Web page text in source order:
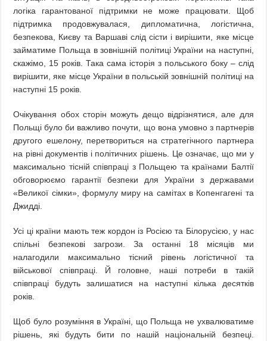
логіка гарантованої підтримки не може працювати. Щоб
підтримка продовжувалася, дипломатична, логістична,
безпекова, Києву та Варшаві слід сісти і вирішити, яке місце
займатиме Польща в зовнішній політиці України на наступні,
скажімо, 15 років. Така сама історія з польського боку – слід
вирішити, яке місце України в польській зовнішній політиці на
наступні 15 років.
Очікування обох сторін можуть дещо відрізнятися, але для
Польщі було би важливо почути, що вона умовно з партнерів
другого ешелону, перетвориться на стратегічного партнера
на рівні документів і політичних рішень. Це означає, що ми у
максимально тісній співпраці з Польщею та країнами Балтії
обговорюємо гарантії безпеки для України з державами
«Великої сімки», формулу миру на самітах в Копенгагені та
Джидді.
Усі ці країни мають теж кордон із Росією та Білорусією, у нас
спільні безпекові загрози. За останні 18 місяців ми
налагодили максимально тісний рівень логістичної та
військової співпраці. Й головне, наші потреби в такій
співпраці будуть залишатися на наступні кілька десятків
років.
Щоб було розуміння в Україні, що Польща не ухвалюватиме
рішень, які будуть бити по нашій національній безпеці.